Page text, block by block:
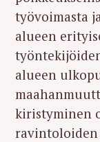
työvoimasta
alueen
alueen
kiristyminen
ravintoloiden